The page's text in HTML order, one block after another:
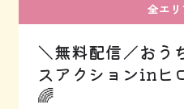
全エ
＼無料配信／おう
スアクションinヒ
🌈